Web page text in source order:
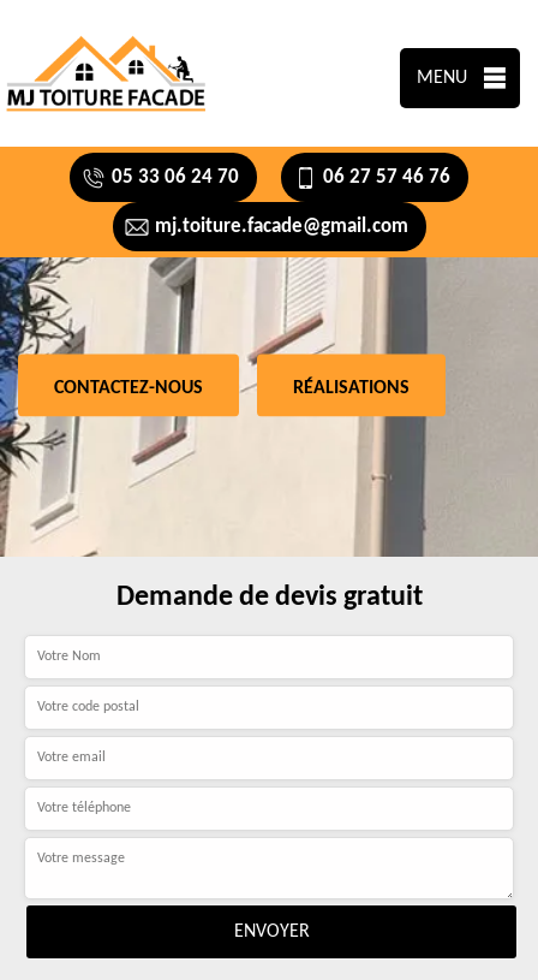
MENU
05 33 06 24 70 06 27 57 46 76
mj.toiture.facade@gmail.com
CONTACTEZ-NOUS RÉALISATIONS
Demande de devis gratuit